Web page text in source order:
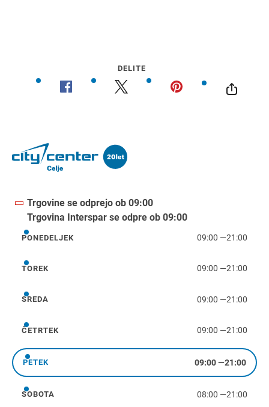
DELITE
Trgovine se odprejo ob 09:00
Trgovina Interspar se odpre ob 09:00
ponedeljek
PONEDELJEK 09:00 —21:00
torek
TOREK 09:00 —21:00
sreda
SREDA 09:00 —21:00
četrtek
ČETRTEK 09:00 —21:00
petek
PETEK 09:00—21:00
sobota
SOBOTA 08:00 —21:00